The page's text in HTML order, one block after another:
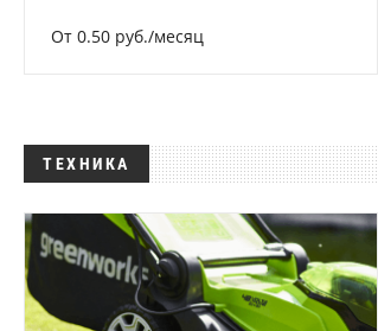
От 0.50 руб./месяц
ТЕХНИКА